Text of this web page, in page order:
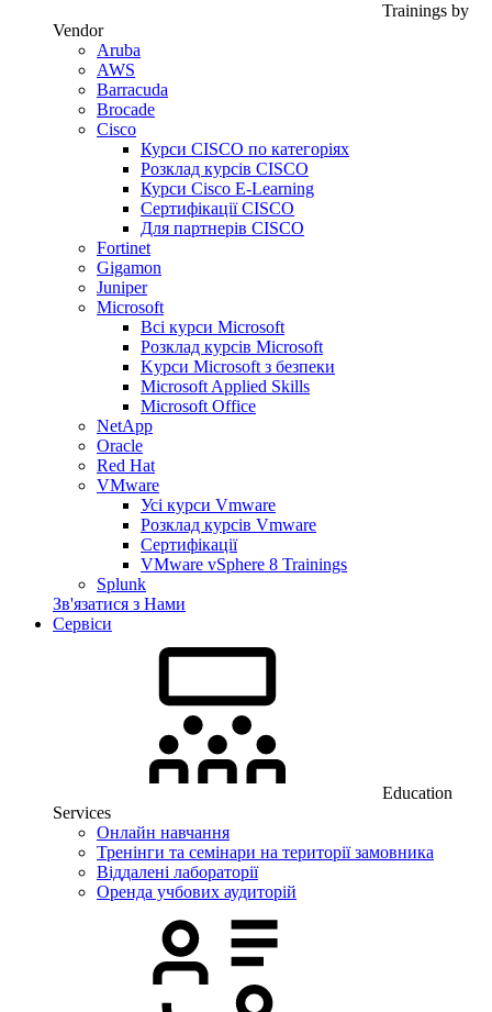
Trainings by
Vendor
Aruba
AWS
Barracuda
Brocade
Cisco
Курси CISCO по категоріях
Розклад курсів CISCO
Курси Cisco E-Learning
Сертифікації CISCO
Для партнерів CISCO
Fortinet
Gigamon
Juniper
Microsoft
Всі курси Microsoft
Розклад курсів Microsoft
Kyрси Microsoft з безпеки
Microsoft Applied Skills
Microsoft Office
NetApp
Oracle
Red Hat
VMware
Усі курси Vmware
Розклад курсів Vmware
Сертифікації
VMware vSphere 8 Trainings
Splunk
Зв'язатися з Нами
Сервіси
Education
Services
Онлайн навчання
Тренінги та семінари на території замовника
Віддалені лабораторії
Оренда учбових аудиторій